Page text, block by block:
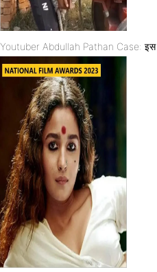
Youtuber Abdullah Pathan Case: इस